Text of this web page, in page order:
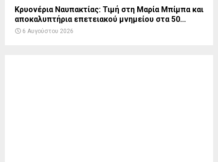
Κρυονέρια Ναυπακτίας: Τιμή στη Μαρία Μπίμπα και
αποκαλυπτήρια επετειακού μνημείου στα 50...
6 Αυγούστου 2026